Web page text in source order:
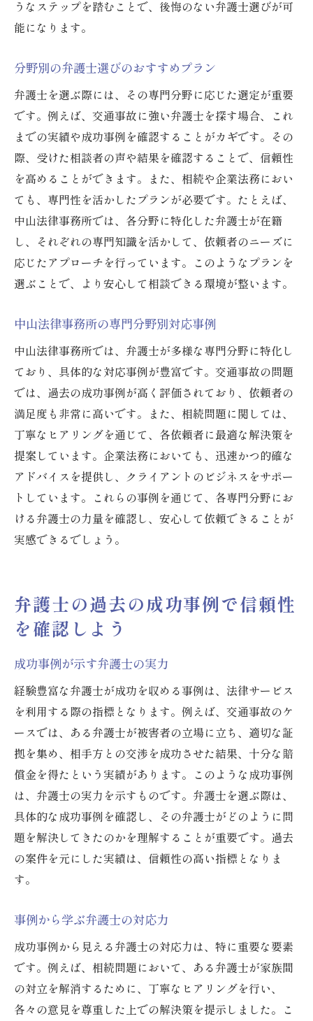
うなステップを踏むことで、後悔のない弁護士選びが可
能になります。
分野別の弁護士選びのおすすめプラン
弁護士を選ぶ際には、その専門分野に応じた選定が重要
です。例えば、交通事故に強い弁護士を探す場合、これ
までの実績や成功事例を確認することがカギです。その
際、受けた相談者の声や結果を確認することで、信頼性
を高めることができます。また、相続や企業法務におい
ても、専門性を活かしたプランが必要です。たとえば、
中山法律事務所では、各分野に特化した弁護士が在籍
し、それぞれの専門知識を活かして、依頼者のニーズに
応じたアプローチを行っています。このようなプランを
選ぶことで、より安心して相談できる環境が整います。
中山法律事務所の専門分野別対応事例
中山法律事務所では、弁護士が多様な専門分野に特化し
ており、具体的な対応事例が豊富です。交通事故の問題
では、過去の成功事例が高く評価されており、依頼者の
満足度も非常に高いです。また、相続問題に関しては、
丁寧なヒアリングを通じて、各依頼者に最適な解決策を
提案しています。企業法務においても、迅速かつ的確な
アドバイスを提供し、クライアントのビジネスをサポー
トしています。これらの事例を通じて、各専門分野にお
ける弁護士の力量を確認し、安心して依頼できることが
実感できるでしょう。
弁護士の過去の成功事例で信頼性
を確認しよう
成功事例が示す弁護士の実力
経験豊富な弁護士が成功を収める事例は、法律サービス
を利用する際の指標となります。例えば、交通事故のケ
ースでは、ある弁護士が被害者の立場に立ち、適切な証
拠を集め、相手方との交渉を成功させた結果、十分な賠
償金を得たという実績があります。このような成功事例
は、弁護士の実力を示すものです。弁護士を選ぶ際は、
具体的な成功事例を確認し、その弁護士がどのように問
題を解決してきたのかを理解することが重要です。過去
の案件を元にした実績は、信頼性の高い指標となりま
す。
事例から学ぶ弁護士の対応力
成功事例から見える弁護士の対応力は、特に重要な要素
です。例えば、相続問題において、ある弁護士が家族間
の対立を解消するために、丁寧なヒアリングを行い、
各々の意見を尊重した上での解決策を提示しました。こ